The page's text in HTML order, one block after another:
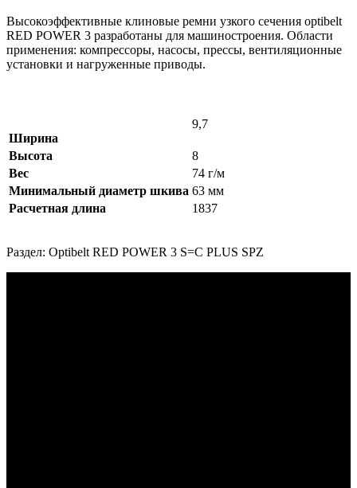
Высокоэффективные клиновые ремни узкого сечения optibelt
RED POWER 3 разработаны для машиностроения. Области
применения: компрессоры, насосы, прессы, вентиляционные
установки и нагруженные приводы.
Ширина
9,7
Высота
8
Вес
74 г/м
Минимальный диаметр шкива 63 мм
Расчетная длина
1837
Раздел: Optibelt RED POWER 3 S=C PLUS SPZ